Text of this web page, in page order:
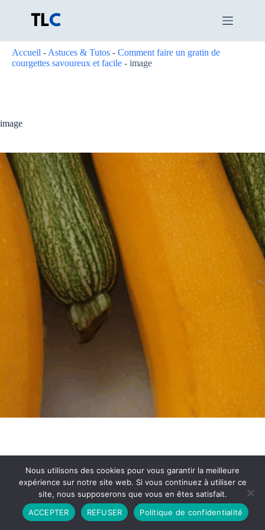
Accueil - Astuces & Tutos - Comment faire un gratin de
courgettes savoureux et facile - image
image
Partenariat Contact
Politique de Confidentialité
CGU
Copyright © 2026 - Propulsé par DIEUDUDIABLE
Nous utilisons des cookies pour vous garantir la meilleure
expérience sur notre site web. Si vous continuez à utiliser ce
site, nous supposerons que vous en êtes satisfait.
ACCEPTER
REFUSER Politique de confidentialité